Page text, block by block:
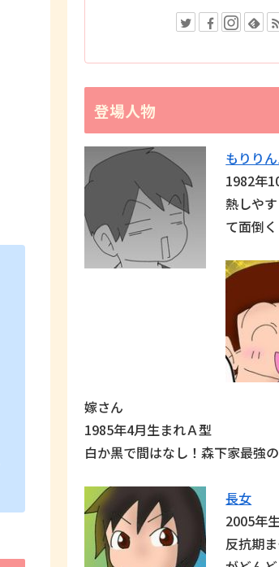
登場人物
もりり
1982年
熱しや
て面倒く
嫁さん
1985年4月生まれＡ型
白か黒で間はなし！森下家最強の
長女
2005年
反抗期